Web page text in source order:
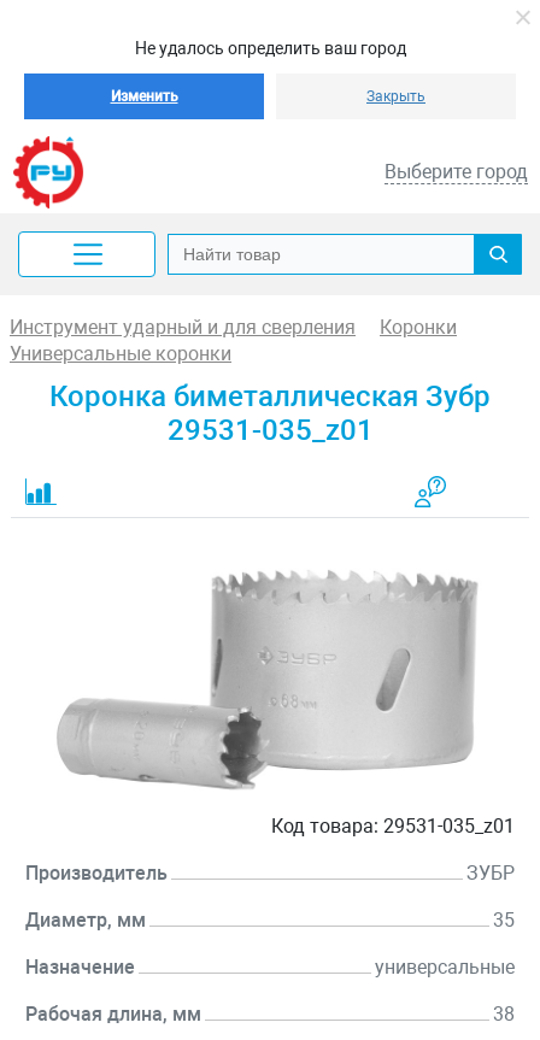
Не удалось определить ваш город
Изменить Закрыть
Выберите город
Инструмент ударный и для сверления
Коронки
Универсальные коронки
Коронка биметаллическая Зубр
29531-035_z01
Код товара: 29531-035_z01
Производитель ЗУБР
Диаметр, мм 35
Назначение универсальные
Рабочая длина, мм 38